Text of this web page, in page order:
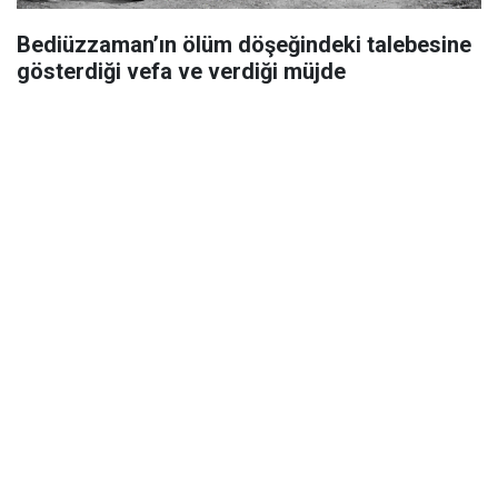
Bediüzzaman’ın ölüm döşeğindeki talebesine
gösterdiği vefa ve verdiği müjde